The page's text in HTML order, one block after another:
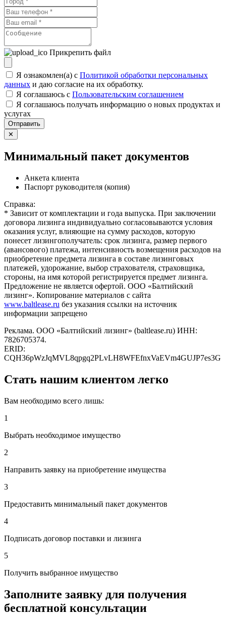
Прикрепить файл
Я ознакомлен(а) с Политикой обработки персональных
данных и даю согласие на их обработку.
Я соглашаюсь c Пользовательским соглашением
Я соглашаюсь получать информацию о новых продуктах и
услугах
Отправить
✕
Минимальный пакет документов
Анкета клиента
Паспорт руководителя (копия)
Справка:
* Зависит от комплектации и года выпуска. При заключении
договора лизинга индивидуально согласовываются условия
оказания услуг, влияющие на сумму расходов, которую
понесет лизингополучатель: срок лизинга, размер первого
(авансового) платежа, интенсивность возмещения расходов на
приобретение предмета лизинга в составе лизинговых
платежей, удорожание, выбор страхователя, страховщика,
стороны, на имя которой регистрируется предмет лизинга.
Предложение не является офертой. ООО «Балтийский
лизинг». Копирование материалов с сайта
www.baltlease.ru без указания ссылки на источник
информации запрещено
Реклама. ООО «Балтийский лизинг» (baltlease.ru) ИНН:
7826705374.
ERID:
CQH36pWzJqMVL8qpgq2PLvLH8WFEfnxVaEVm4GUJP7es3G
Стать нашим клиентом легко
Вам необходимо всего лишь:
1
Выбрать необходимое имущество
2
Направить заявку на приобретение имущества
3
Предоставить минимальный пакет документов
4
Подписать договор поставки и лизинга
5
Получить выбранное имущество
Заполните заявку для получения
бесплатной консультации